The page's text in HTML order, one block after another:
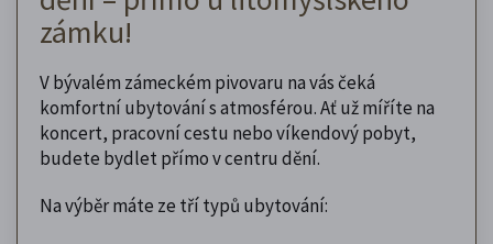
zámku!
V bývalém zámeckém pivovaru na vás čeká
komfortní ubytování s atmosférou. Ať už míříte na
koncert, pracovní cestu nebo víkendový pobyt,
budete bydlet přímo v centru dění.
Na výběr máte ze tří typů ubytování: